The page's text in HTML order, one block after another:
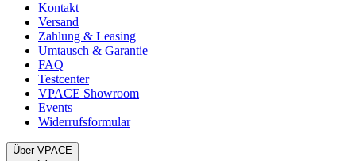
Kontakt
Versand
Zahlung & Leasing
Umtausch & Garantie
FAQ
Testcenter
VPACE Showroom
Events
Widerrufsformular
Über VPACE